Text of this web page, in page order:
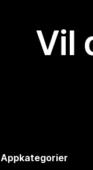
Vil
Appkategorier